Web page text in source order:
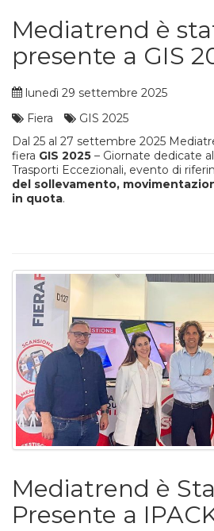
Mediatrend è
presente a GIS
lunedì 29 settembre 2025
Fiera
GIS 2025
Dal 25 al 27 settembre 2025
fiera GIS 2025 – Giornate dedicate
Trasporti Eccezionali, evento di
del sollevamento,
in quota.
Mediatrend è
Presente a